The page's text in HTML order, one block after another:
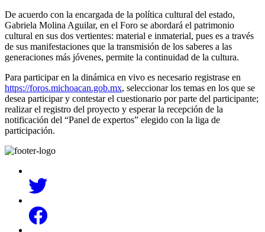
De acuerdo con la encargada de la política cultural del estado,
Gabriela Molina Aguilar, en el Foro se abordará el patrimonio
cultural en sus dos vertientes: material e inmaterial, pues es a través
de sus manifestaciones que la transmisión de los saberes a las
generaciones más jóvenes, permite la continuidad de la cultura.
Para participar en la dinámica en vivo es necesario registrase en
https://foros.michoacan.gob.mx, seleccionar los temas en los que se
desea participar y contestar el cuestionario por parte del participante;
realizar el registro del proyecto y esperar la recepción de la
notificación del “Panel de expertos” elegido con la liga de
participación.